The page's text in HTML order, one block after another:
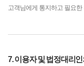
고객님에게 통지하고 필요
7. 이용자 및 법정대리